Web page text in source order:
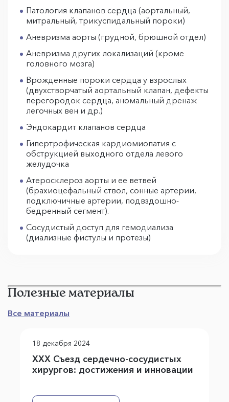
Патология клапанов сердца (аортальный,
митральный, трикуспидальный пороки)
Аневризма аорты (грудной, брюшной отдел)
Аневризма других локализаций (кроме
головного мозга)
Врожденные пороки сердца у взрослых
(двухстворчатый аортальный клапан, дефекты
перегородок сердца, аномальный дренаж
легочных вен и др.)
Эндокардит клапанов сердца
Гипертрофическая кардиомиопатия с
обструкцией выходного отдела левого
желудочка
Атеросклероз аорты и ее ветвей
(брахиоцефальный ствол, сонные артерии,
подключичные артерии, подвздошно-
бедренный сегмент).
Сосудистый доступ для гемодиализа
(диализные фистулы и протезы)
Полезные материалы
Все материалы
18 декабря 2024
XXX Съезд сердечно-сосудистых
хирургов: достижения и инновации